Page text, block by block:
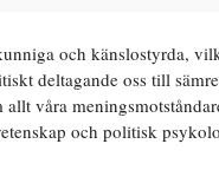
och känslostyrda,
deltagande oss till
våra
och politisk